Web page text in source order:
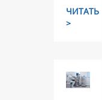
ЧИТАТЬ
>